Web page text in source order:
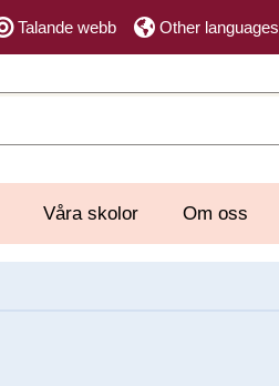
Talande webb Other languages
Våra skolor Om oss